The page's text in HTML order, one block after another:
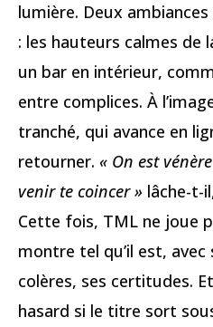
lumière. Deux
: les hauteurs calmes de
un bar en intérieur,
entre complices. À
tranché, qui avance en
retourner. « On est
venir te coincer » lâche-t-
Cette fois, TML ne joue
montre tel qu’il est, avec
colères, ses certitudes.
hasard si le titre sort